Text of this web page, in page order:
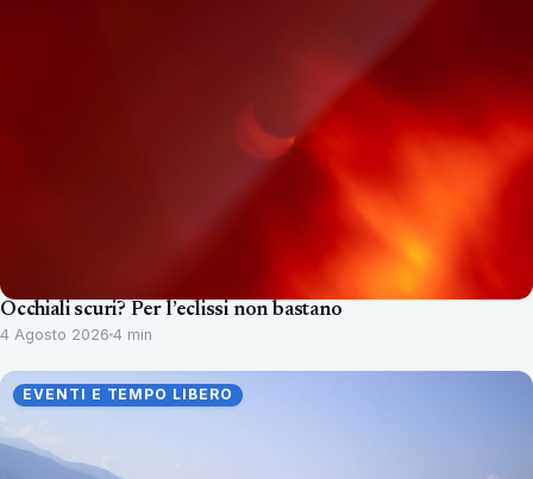
Occhiali scuri? Per l’eclissi non bastano
4 Agosto 2026 4 min
EVENTI E TEMPO LIBERO